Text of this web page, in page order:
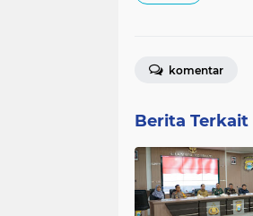
komentar
Berita Terkait